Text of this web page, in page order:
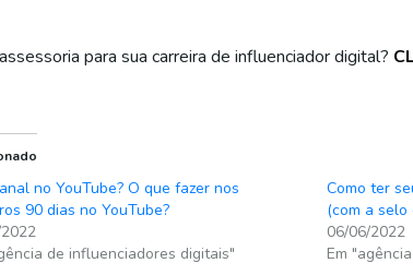
para sua carreira de influenciador digital?
no YouTube? O que fazer nos
90 dias no YouTube?
de influenciadores digitais"
Como ter
(com a selo
06/06/2022
Em